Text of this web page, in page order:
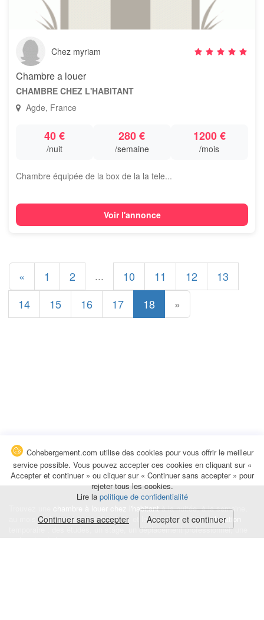
Chez myriam
Chambre a louer
CHAMBRE CHEZ L'HABITANT
Agde, France
40 €
/nuit
280 €
/semaine
1200 €
/mois
Chambre équipée de la box de la la tele...
Voir l'annonce
« 1 2 ... 10 11 12
13
14
15 16 17 18 »
chambre à louer chez l'habitantà la nuitée, à la semaine,
au mois ou à l'année pour de courts et longs séjours, unecolocation
temporaire : des études, un stage, un déplacement professionnel, une
Cohebergement.com utilise des cookies pour vous offrir le meilleur
service possible. Vous pouvez accepter ces cookies en cliquant sur «
Accepter et continuer » ou cliquer sur « Continuer sans accepter » pour
rejeter tous les cookies.
Lire la politique de confidentialité
Continuer sans accepter Accepter et continuer